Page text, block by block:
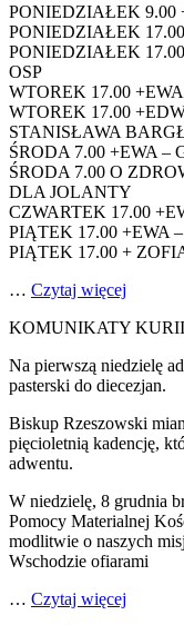
PONIEDZIAŁEK 9.00
PONIEDZIAŁEK
PONIEDZIAŁEK
OSP
WTOREK 17.00
WTOREK 17.00
STANISŁAWA
ŚRODA 7.00 +EWA –
ŚRODA 7.00 O
DLA JOLANTY
CZWARTEK 17.00
PIĄTEK 17.00 +EWA
PIĄTEK 17.00 +
… Czytaj więcej
KOMUNIKATY KURII
Na pierwszą niedzielę
pasterski do diecezjan.
Biskup Rzeszowski
pięcioletnią kadencję,
adwentu.
W niedzielę, 8 grudnia
Pomocy Materialnej
modlitwie o naszych
Wschodzie ofiarami
… Czytaj więcej